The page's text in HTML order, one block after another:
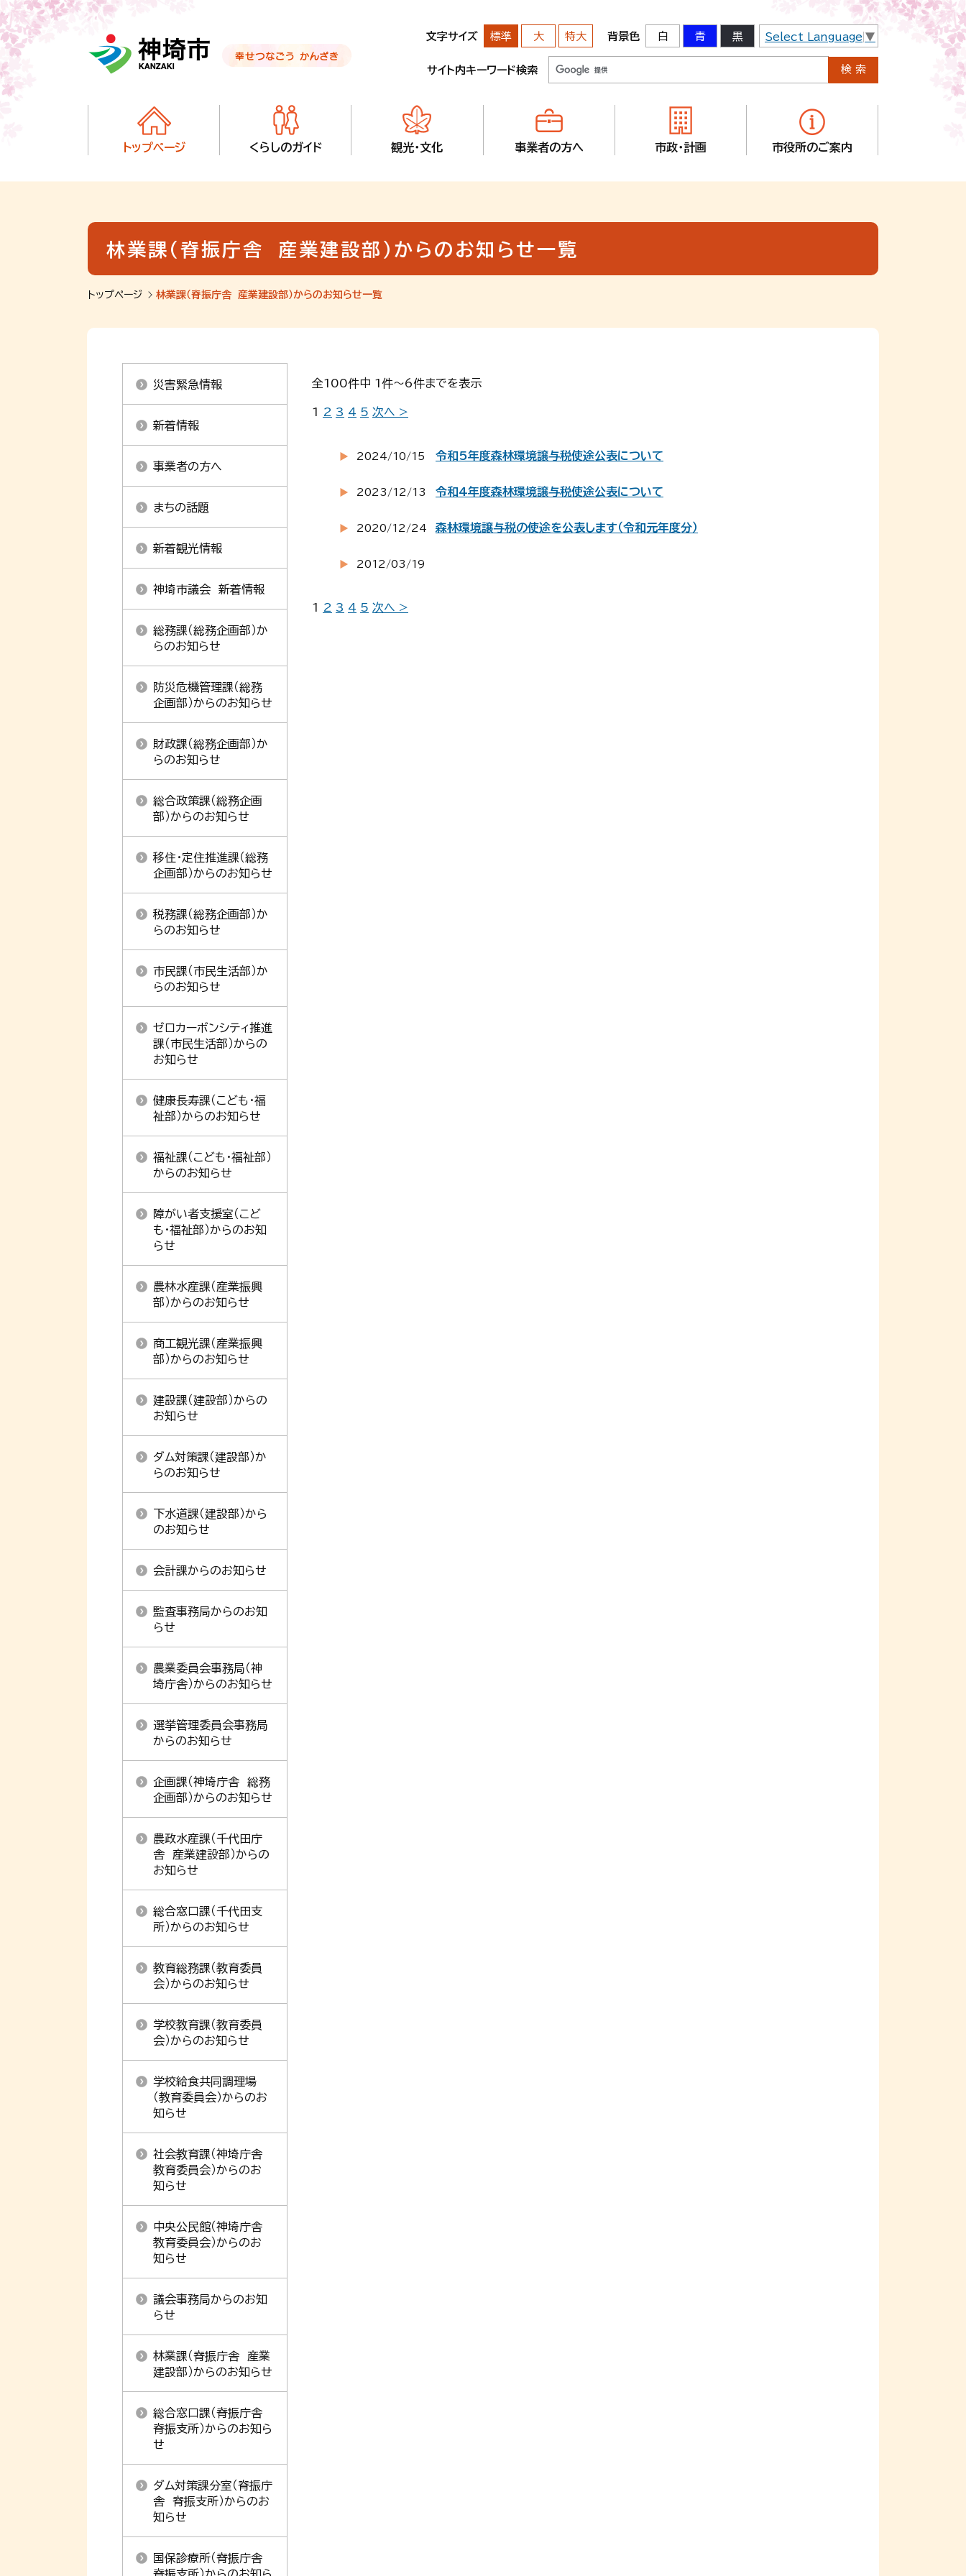
音声読み上げ用ナビゲーションです。
本文へ移動します
ページ最後（フッター）へ移動します
音声読み上げ用ナビゲーションはここまでです。
文字サイズ 標準 大 特大 背景色 白 青 黒 Select Language ▼
サイト内キーワード検索
トップページ くらしのガイド 観光・文化 事業者の方へ 市政・計画 市役所のご案内
林業課（脊振庁舎 産業建設部）からのお知らせ一覧
トップページ 林業課（脊振庁舎 産業建設部）からのお知らせ一覧
全100件中 1件～6件までを表示
1 2 3 4 5 次へ >
2024/10/15 令和5年度森林環境譲与税使途公表について
2023/12/13 令和4年度森林環境譲与税使途公表について
2020/12/24 森林環境譲与税の使途を公表します（令和元年度分）
2012/03/19
1 2 3 4 5 次へ >
災害緊急情報
新着情報
事業者の方へ
まちの話題
新着観光情報
神埼市議会 新着情報
総務課（総務企画部）か
らのお知らせ
防災危機管理課（総務
企画部）からのお知らせ
財政課（総務企画部）か
らのお知らせ
総合政策課（総務企画
部）からのお知らせ
移住・定住推進課（総務
企画部）からのお知らせ
税務課（総務企画部）か
らのお知らせ
市民課（市民生活部）か
らのお知らせ
ゼロカーボンシティ推進
課（市民生活部）からの
お知らせ
健康長寿課（こども・福
祉部）からのお知らせ
福祉課（こども・福祉部）
からのお知らせ
障がい者支援室（こど
も・福祉部）からのお知
らせ
農林水産課（産業振興
部）からのお知らせ
商工観光課（産業振興
部）からのお知らせ
建設課（建設部）からの
お知らせ
ダム対策課（建設部）か
らのお知らせ
下水道課（建設部）から
のお知らせ
会計課からのお知らせ
監査事務局からのお知
らせ
農業委員会事務局（神
埼庁舎）からのお知らせ
選挙管理委員会事務局
からのお知らせ
企画課（神埼庁舎 総務
企画部）からのお知らせ
農政水産課（千代田庁
舎 産業建設部）からの
お知らせ
総合窓口課（千代田支
所）からのお知らせ
教育総務課（教育委員
会）からのお知らせ
学校教育課（教育委員
会）からのお知らせ
学校給食共同調理場
（教育委員会）からのお
知らせ
社会教育課（神埼庁舎
教育委員会）からのお
知らせ
中央公民館（神埼庁舎
教育委員会）からのお
知らせ
議会事務局からのお知
らせ
林業課（脊振庁舎 産業
建設部）からのお知らせ
総合窓口課（脊振庁舎
脊振支所）からのお知ら
せ
ダム対策課分室（脊振庁
舎 脊振支所）からのお
知らせ
国保診療所（脊振庁舎
脊振支所）からのお知ら